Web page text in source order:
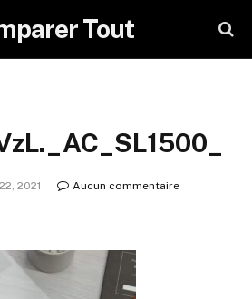
Tout
2021
Aucun commentaire